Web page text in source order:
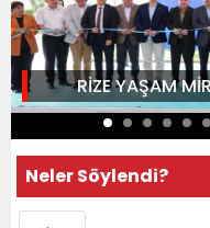
RİZE YAŞAM
Neler Söylendi?